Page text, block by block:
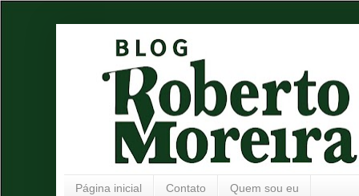
Página inicial Contato Quem sou eu